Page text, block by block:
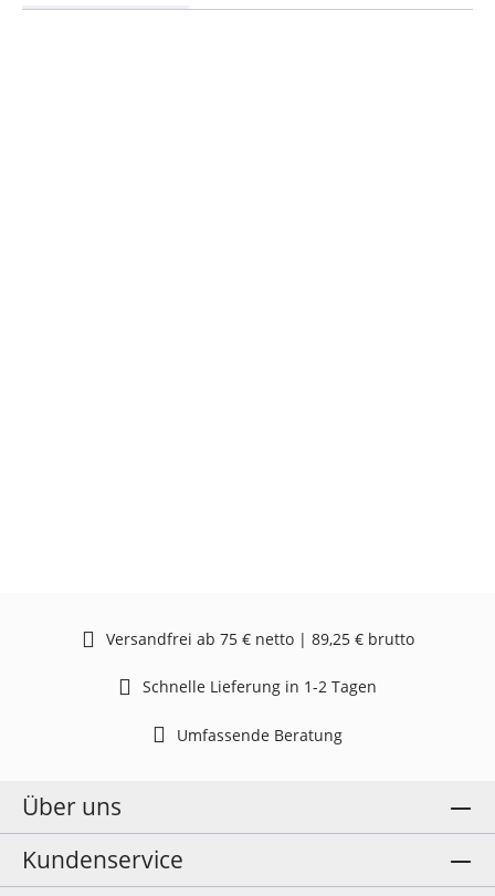
Versandfrei ab 75 € netto | 89,25 € brutto
Schnelle Lieferung in 1-2 Tagen
Umfassende Beratung
Über uns
Kundenservice